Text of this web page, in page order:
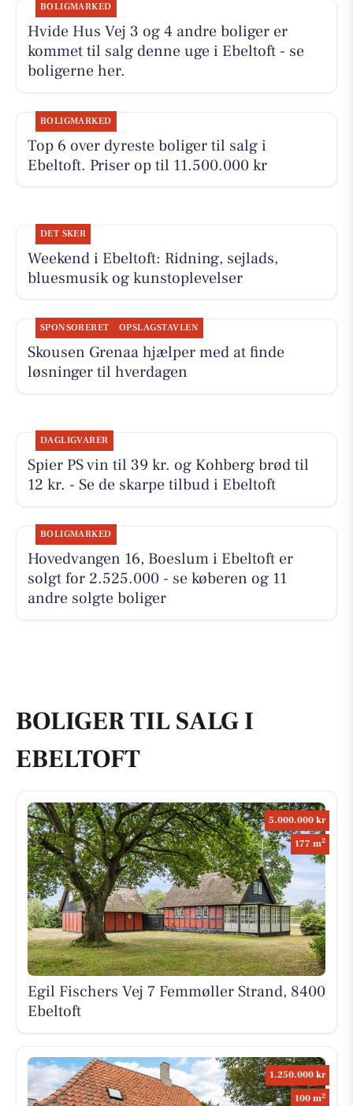
BOLIGMARKED
Hvide Hus Vej 3 og 4 andre boliger er
kommet til salg denne uge i Ebeltoft - se
boligerne her.
BOLIGMARKED
Top 6 over dyreste boliger til salg i
Ebeltoft. Priser op til 11.500.000 kr
DET SKER
Weekend i Ebeltoft: Ridning, sejlads,
bluesmusik og kunstoplevelser
SPONSORERET OPSLAGSTAVLEN
Skousen Grenaa hjælper med at finde
løsninger til hverdagen
DAGLIGVARER
Spier PS vin til 39 kr. og Kohberg brød til
12 kr. - Se de skarpe tilbud i Ebeltoft
BOLIGMARKED
Hovedvangen 16, Boeslum i Ebeltoft er
solgt for 2.525.000 - se køberen og 11
andre solgte boliger
BOLIGER TIL SALG I
EBELTOFT
5.000.000 kr
177 m2
Egil Fischers Vej 7 Femmøller Strand, 8400
Ebeltoft
1.250.000 kr
100 m2